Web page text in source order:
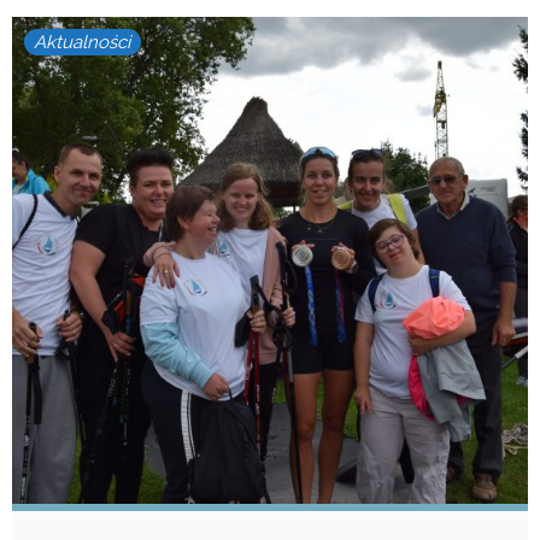
Aktualności